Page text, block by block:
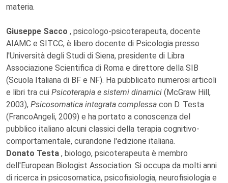
materia.
Giuseppe Sacco , psicologo-psicoterapeuta, docente
AIAMC e SITCC, è libero docente di Psicologia presso
l'Università degli Studi di Siena, presidente di Libra
Associazione Scientifica di Roma e direttore della SIB
(Scuola Italiana di BF e NF). Ha pubblicato numerosi articoli
e libri tra cui Psicoterapia e sistemi dinamici (McGraw Hill,
2003), Psicosomatica integrata complessa con D. Testa
(FrancoAngeli, 2009) e ha portato a conoscenza del
pubblico italiano alcuni classici della terapia cognitivo-
comportamentale, curandone l'edizione italiana.
Donato Testa , biologo, psicoterapeuta è membro
dell'European Biologist Association. Si occupa da molti anni
di ricerca in psicosomatica, psicofisiologia, neurofisiologia e